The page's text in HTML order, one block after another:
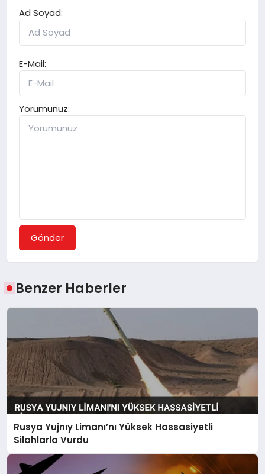
Ad Soyad:
E-Mail:
Yorumunuz:
Gönder
Benzer Haberler
Rusya Yujnıy Limanı’nı Yüksek Hassasiyetli
Silahlarla Vurdu